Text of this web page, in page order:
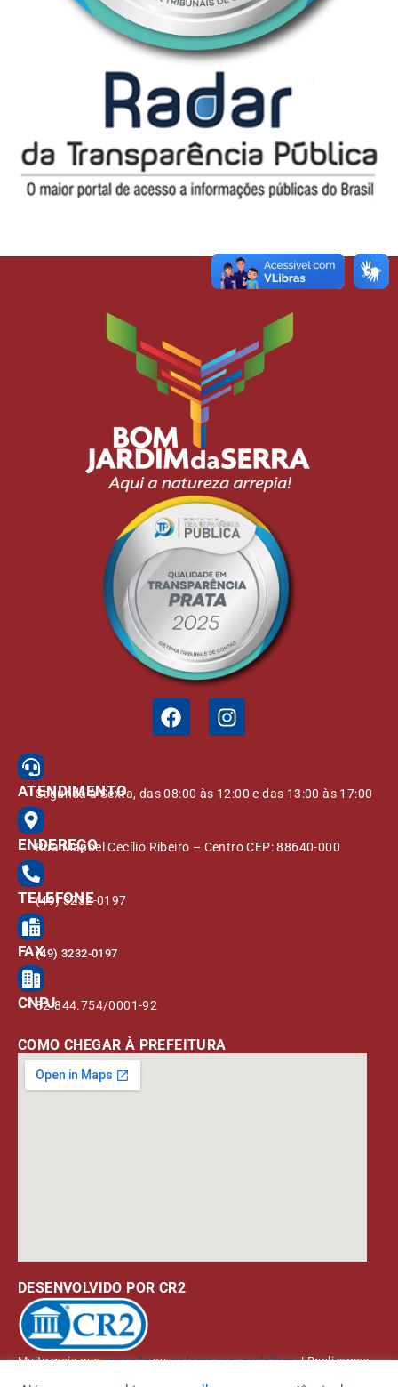
ATENDIMENTO
Segunda à Sexta, das 08:00 às 12:00 e das 13:00 às 17:00
ENDEREÇO
Rua Manoel Cecílio Ribeiro – Centro CEP: 88640-000
TELEFONE
(49) 3232-0197
FAX(49) 3232-0197
CNPJ82.844.754/0001-92
COMO CHEGAR À PREFEITURA
DESENVOLVIDO POR CR2
Muito mais quecriar siteousistema para prefeituras! Realizamos